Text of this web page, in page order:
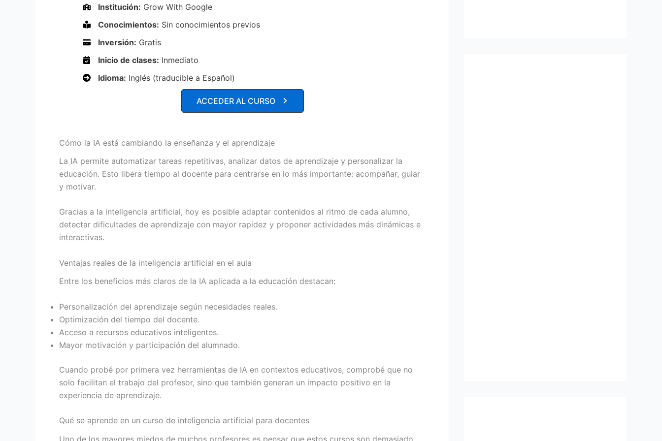
Institución: Grow With Google
Conocimientos: Sin conocimientos previos
Inversión: Gratis
Inicio de clases: Inmediato
Idioma: Inglés (traducible a Español)
ACCEDER AL CURSO
Cómo la IA está cambiando la enseñanza y el aprendizaje
La IA permite automatizar tareas repetitivas, analizar datos de aprendizaje y personalizar la
educación. Esto libera tiempo al docente para centrarse en lo más importante: acompañar, guiar
y motivar.
Gracias a la inteligencia artificial, hoy es posible adaptar contenidos al ritmo de cada alumno,
detectar dificultades de aprendizaje con mayor rapidez y proponer actividades más dinámicas e
interactivas.
Ventajas reales de la inteligencia artificial en el aula
Entre los beneficios más claros de la IA aplicada a la educación destacan:
Personalización del aprendizaje según necesidades reales.
Optimización del tiempo del docente.
Acceso a recursos educativos inteligentes.
Mayor motivación y participación del alumnado.
Cuando probé por primera vez herramientas de IA en contextos educativos, comprobé que no
solo facilitan el trabajo del profesor, sino que también generan un impacto positivo en la
experiencia de aprendizaje.
Qué se aprende en un curso de inteligencia artificial para docentes
Uno de los mayores miedos de muchos profesores es pensar que estos cursos son demasiado